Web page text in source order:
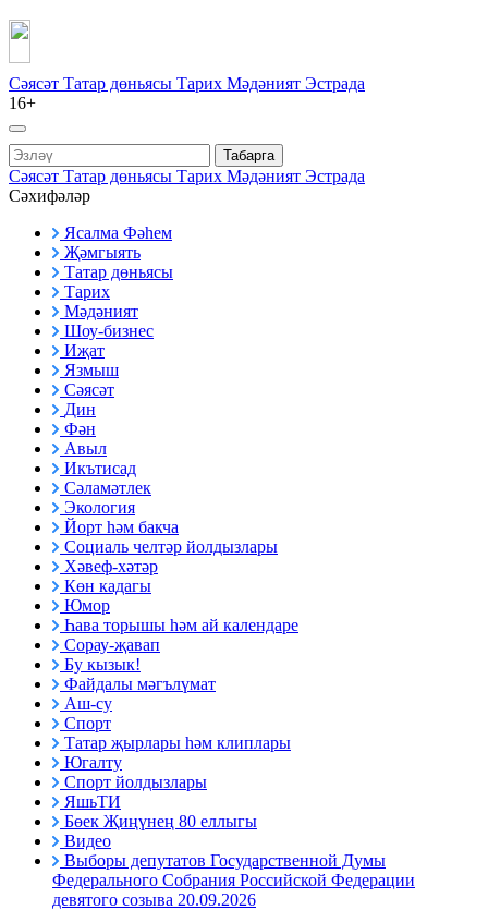
Сәясәт Татар дөньясы Тарих Мәдәният Эстрада
16+
Табарга
Сәясәт Татар дөньясы Тарих Мәдәният Эстрада
Сәхифәләр
Ясалма Фәһем
Җәмгыять
Татар дөньясы
Тарих
Мәдәният
Шоу-бизнес
Иҗат
Язмыш
Сәясәт
Дин
Фән
Авыл
Икътисад
Сәламәтлек
Экология
Йорт һәм бакча
Социаль челтәр йолдызлары
Хәвеф-хәтәр
Көн кадагы
Юмор
Һава торышы һәм ай календаре
Сорау-җавап
Бу кызык!
Файдалы мәгълүмат
Аш-су
Спорт
Татар җырлары һәм клиплары
Югалту
Спорт йолдызлары
ЯшьТИ
Бөек Җиңүнең 80 еллыгы
Видео
Выборы депутатов Государственной Думы
Федерального Собрания Российской Федерации
девятого созыва 20.09.2026